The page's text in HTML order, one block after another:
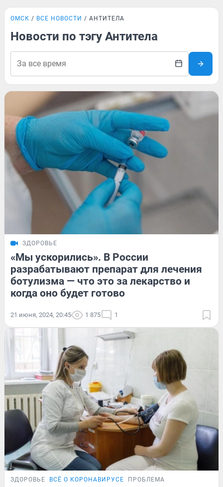
ОМСК ВСЕ НОВОСТИ АНТИТЕЛА
Новости по тэгу Антитела
ЗДОРОВЬЕ
«Мы ускорились». В России
разрабатывают препарат для лечения
ботулизма — что это за лекарство и
когда оно будет готово
21 июня, 2024, 20:45 1 875 1
ЗДОРОВЬЕ ВСЁ О КОРОНАВИРУСЕ ПРОБЛЕМА